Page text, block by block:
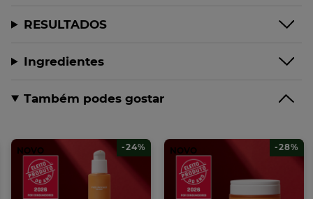
RESULTADOS
Ingredientes
Também podes gostar
NOVO -24% NOVO -28%